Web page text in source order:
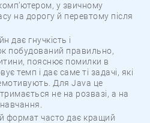
у звичному
на дорогу й перевтому після
дає гнучкість і
побудований правильно,
пояснює помилки в
темп і дає саме ті задачі, які
Для Java це
не на розвазі, а на
формат часто дає кращий